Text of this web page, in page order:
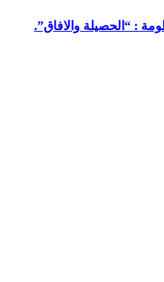
: “الحصيلة والافاق”.